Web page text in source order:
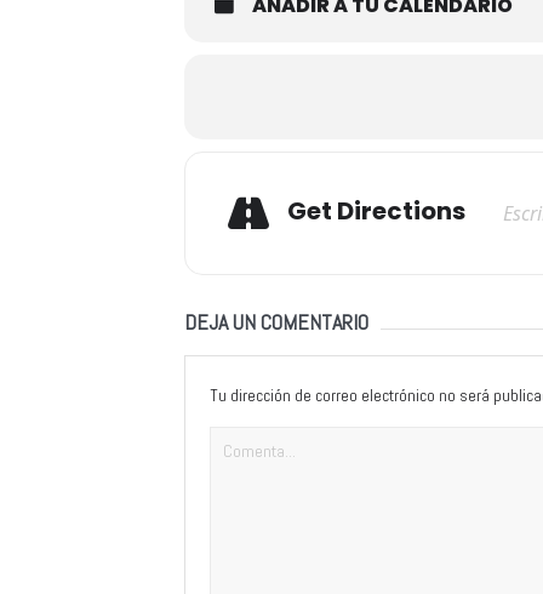
Get Directions
DEJA UN COMENTARIO
Tu dirección de correo electrónico no será